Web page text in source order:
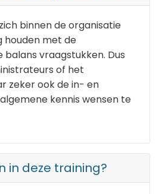
binnen de organisatie
houden met de
balans vraagstukken. Dus
of het
zeker ook de in- en
kennis wensen te
in deze training?